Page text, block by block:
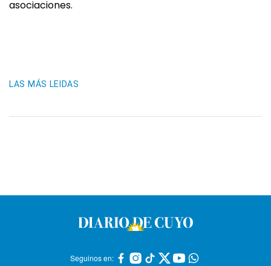
asociaciones.
LAS MÁS LEIDAS
Seguinos en: